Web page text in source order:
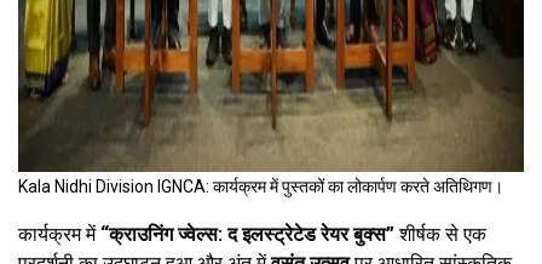
Kala Nidhi Division IGNCA: कार्यक्रम में पुस्तकों का लोकार्पण करते अतिथिगण।
कार्यक्रम में “क्राउनिंग ज्वेल्स: द इलस्ट्रेटेड रेयर बुक्स”शीर्षक से एक